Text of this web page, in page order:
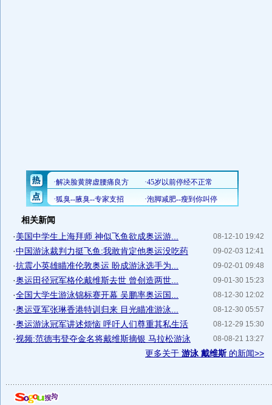
相关新闻
08-12-10 19:42
·美国中学生上海拜师 神似飞鱼欲成奥运游...
09-02-03 12:41
·中国游泳裁判力挺飞鱼:我敢肯定他奥运没吃药
09-02-01 09:48
·抗震小英雄瞄准伦敦奥运 盼成游泳选手为...
09-01-30 15:23
·奥运田径冠军格伦戴维斯去世 曾创造两世...
08-12-30 12:02
·全国大学生游泳锦标赛开幕 吴鹏率奥运国...
08-12-30 05:57
·奥运亚军张琳香港特训归来 目光瞄准游泳...
08-12-29 15:30
·奥运游泳冠军讲述烦恼 呼吁人们尊重其私生活
08-08-21 13:27
·视频:范德韦登夺金名将戴维斯摘银 马拉松游泳
更多关于 游泳 戴维斯的新闻>>